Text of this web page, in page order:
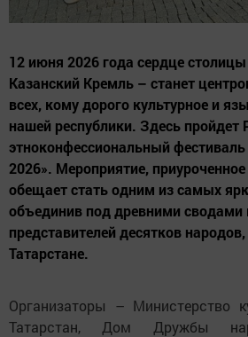
12 июня 2026 года сердце
Казанский Кремль – станет
всех, кому дорого культурное и
нашей республики. Здесь пройдет
этноконфессиональный
2026». Мероприятие,
обещает стать одним из самых
объединив под древними сводами
представителей десятков
Татарстане.
Организаторы – Министерство
Татарстан, Дом Дружбы